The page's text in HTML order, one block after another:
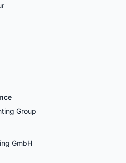
Group
GmbH